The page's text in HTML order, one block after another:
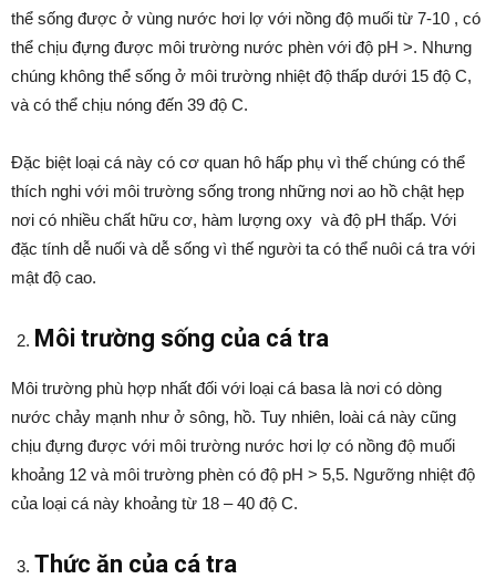
thể sống được ở vùng nước hơi lợ với nồng độ muối từ 7-10 , có
thể chịu đựng được môi trường nước phèn với độ pH >. Nhưng
chúng không thể sống ở môi trường nhiệt độ thấp dưới 15 độ C,
và có thể chịu nóng đến 39 độ C.
Đặc biệt loại cá này có cơ quan hô hấp phụ vì thế chúng có thể
thích nghi với môi trường sống trong những nơi ao hồ chật hẹp
nơi có nhiều chất hữu cơ, hàm lượng oxy và độ pH thấp. Với
đặc tính dễ nuối và dễ sống vì thế người ta có thể nuôi cá tra với
mật độ cao.
Môi trường sống của cá tra
Môi trường phù hợp nhất đối với loại cá basa là nơi có dòng
nước chảy mạnh như ở sông, hồ. Tuy nhiên, loài cá này cũng
chịu đựng được với môi trường nước hơi lợ có nồng độ muối
khoảng 12 và môi trường phèn có độ pH > 5,5. Ngưỡng nhiệt độ
của loại cá này khoảng từ 18 – 40 độ C.
Thức ăn của cá tra